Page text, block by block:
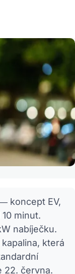
koncept EV,
minut.
nabíječku.
která
22. června.